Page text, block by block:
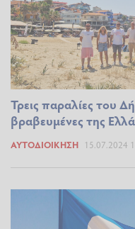
Τρεις παραλίες του
βραβευμένες της
ΑΥΤΟΔΙΟΊΚΗΣΗ 15.07.2024